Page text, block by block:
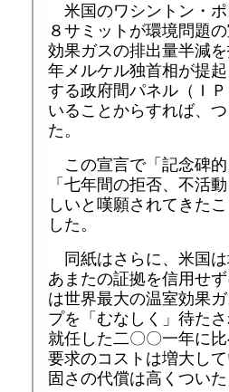
米国のワシントン・
８サミットが環境問題
効果ガスの排出量半減
年メルケル独首相が提
する政府間パネル（Ｉ
いることからすれば、
た。
この宣言で「記念碑
「七年間の拒否、不活
しいと嘆願されてきた
した。
同紙はさらに、米国
あまたの証拠を信用せ
は世界最大の温室効果
プを「むなしく」待た
就任した二〇〇一年に
要求のコストは増大し
固さの代償は高くつい